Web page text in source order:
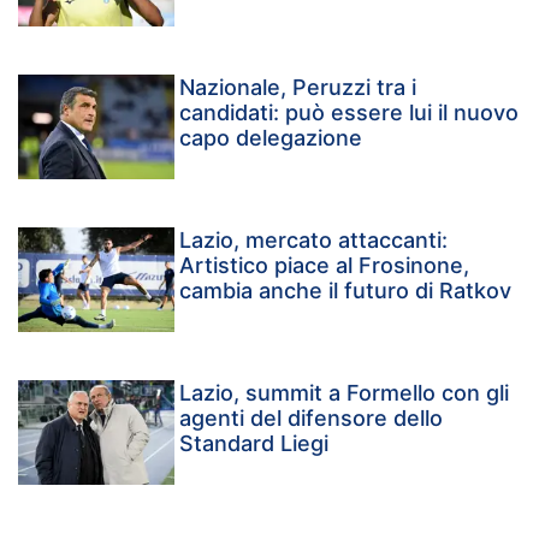
Nazionale, Peruzzi tra i
candidati: può essere lui il nuovo
capo delegazione
Lazio, mercato attaccanti:
Artistico piace al Frosinone,
cambia anche il futuro di Ratkov
Lazio, summit a Formello con gli
agenti del difensore dello
Standard Liegi